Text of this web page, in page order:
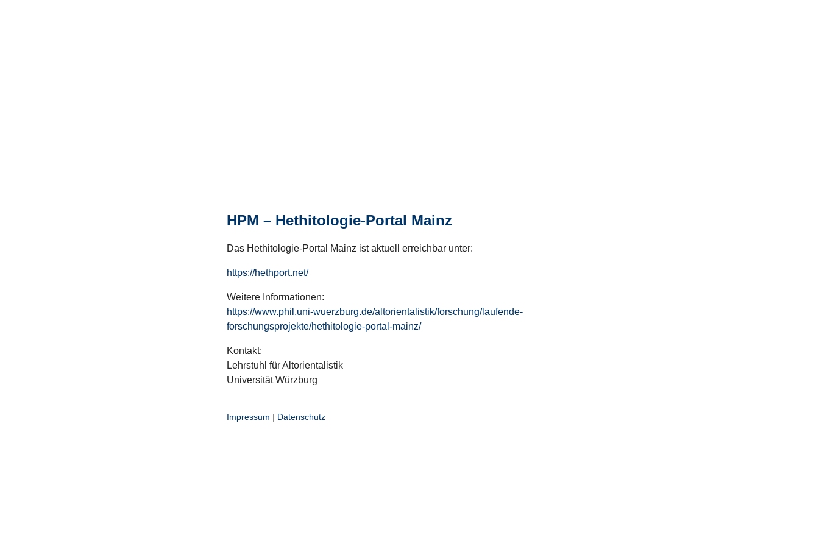
HPM – Hethitologie-Portal Mainz
Das Hethitologie-Portal Mainz ist aktuell erreichbar unter:
https://hethport.net/
Weitere Informationen:
https://www.phil.uni-wuerzburg.de/altorientalistik/forschung/laufende-
forschungsprojekte/hethitologie-portal-mainz/
Kontakt:
Lehrstuhl für Altorientalistik
Universität Würzburg
Impressum | Datenschutz